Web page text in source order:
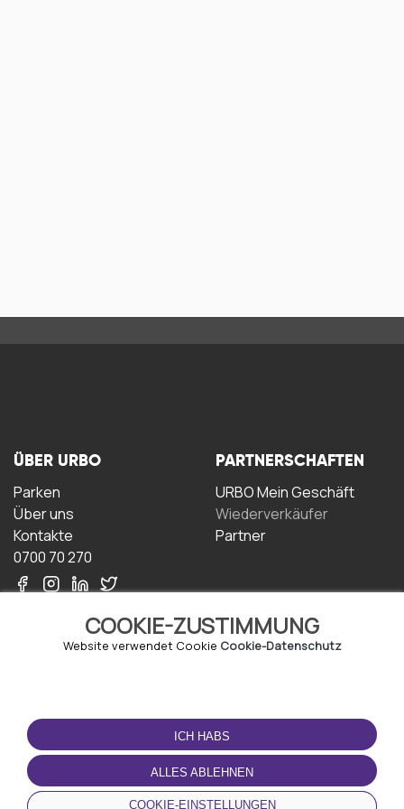
COOKIE-ZUSTIMMUNG
Website verwendet Cookie Cookie-Datenschutz
ICH HABS
ALLES ABLEHNEN
COOKIE-EINSTELLUNGEN
ÜBER URBO
Parken
Über uns
Kontakte
0700 70 270
PARTNERSCHAFTEN
URBO Mein Geschäft
Wiederverkäufer
Partner
NUTZUNGSBEDINGUNGEN
Geschäftsbedingungen
Datenschutz-
Bestimmungen
Cookie-Richtlinie
LADEN SIE DIE APP
HERUNTER